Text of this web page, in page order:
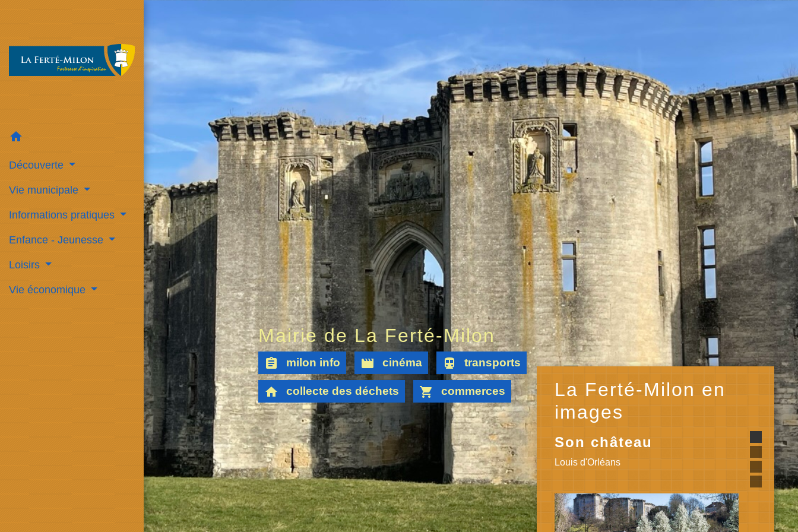
home
Découverte
Vie municipale
Informations pratiques
Enfance - Jeunesse
Loisirs
Vie économique
Mairie de La Ferté-Milon
assignment milon info movie cinéma directions_subway transports
home collecte des déchets shopping_cart commerces
La Ferté-Milon en
images
Son château
et ses remparts